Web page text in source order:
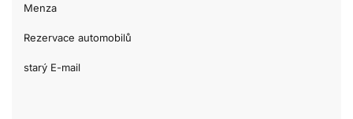
Menza
Rezervace automobilů
starý E-mail